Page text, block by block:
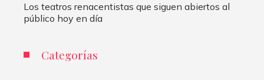
Los teatros renacentistas que siguen abiertos al
público hoy en día
Categorías